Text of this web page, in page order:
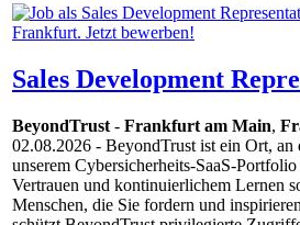
Sales Development
BeyondTrust - Frankfurt am Main,
02.08.2026 - BeyondTrust ist ein Ort,
unserem Cybersicherheits-SaaS-
Vertrauen und kontinuierlichem Lernen
Menschen, die Sie fordern und